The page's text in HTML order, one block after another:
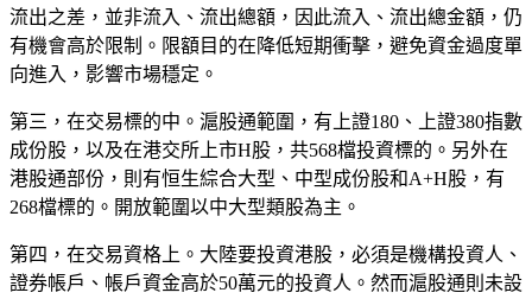
流出之差，並非流入、流出總額，因此流入、流出總金額，仍
有機會高於限制。限額目的在降低短期衝擊，避免資金過度單
向進入，影響市場穩定。
第三，在交易標的中。滬股通範圍，有上證180、上證380指數
成份股，以及在港交所上市H股，共568檔投資標的。另外在
港股通部份，則有恒生綜合大型、中型成份股和A+H股，有
268檔標的。開放範圍以中大型類股為主。
第四，在交易資格上。大陸要投資港股，必須是機構投資人、
證券帳戶、帳戶資金高於50萬元的投資人。然而滬股通則未設